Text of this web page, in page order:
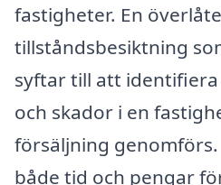
fastigheter. En
tillståndsbesiktning
syftar till att
och skador i en
försäljning
både tid och pengar